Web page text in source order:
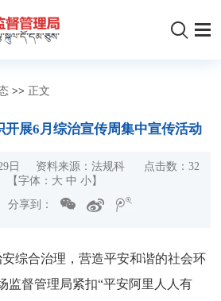
>> 正文
开展6月综治宣传周集中宣传活动
29日 资料来源：法规科 点击数： 32
【字体： 大 中 小】
分享到：
综合治理，营造平安和谐的社会环
监督管理局紧扣“平安阿里人人有